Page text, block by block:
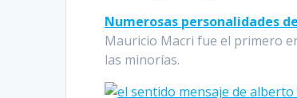
Numerosas personalidades
Mauricio Macri fue el primero
las minorías.